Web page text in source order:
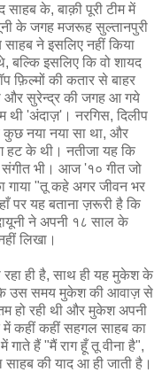
साहब के, बाक़ी पूरी टीम में
के जगह मजरूह सुल्तानपुरी
ने इसलिए नहीं किया
इसलिए कि वो शायद
फ़िल्मों की कतार से बाहर
और सुरेन्द्र की जगह आ गये
'अंदाज़'। नरगिस, दिलीप
नया नया सा था, और
हट के थी। नतीजा यह कि
भी। आज '१० गीत जो
गाया "तू कहे अगर जीवन भर
पर यह बताना ज़रूरी है कि
ने अपनी १८ साल के
लिखा।
ही है, साथ ही यह मुकेश के
उस समय मुकेश की आवाज़ से
हो रही थी और मुकेश अपनी
में कहीं कहीं सहगल साहब का
हैं "मैं राग हूँ तू वीना है",
की याद आ ही जाती है।